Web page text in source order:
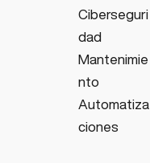
Ciberseguri
dad
Mantenimie
nto
Automatiza
ciones